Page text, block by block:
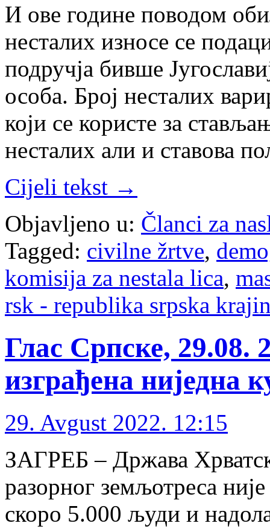
И ове године поводом
несталих износе се
подручја бивше
особа. Број несталих
који се користе за
несталих али и ставова
Cijeli tekst →
Objavljeno u: Članci za
Tagged: civilne žrtve,
komisija za nestala lica,
rsk - republika srpska
Глас Српске, 29.08.
изграђена ниједна
29. Avgust 2022. 12:15
ЗАГРЕБ – Држава
разорног земљотреса
скоро 5.000 људи и